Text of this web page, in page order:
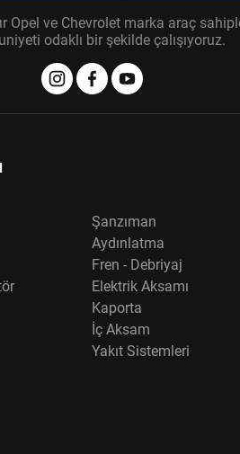
Opel ve Chevrolet marka araç
odaklı bir şekilde çalışıyoruz.
Şanzıman
Aydınlatma
Fren - Debriyaj
Elektrik Aksamı
Kaporta
İç Aksam
Yakıt Sistemleri